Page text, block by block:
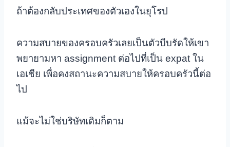
ถ้าต้องกลับประเทศของตัวเองในยุโรป
ความสบายของครอบครัวเลยเป็นตัวบีบรัดให้เขา
พยายามหา assignment ต่อไปที่เป็น expat ใน
เอเชีย เพื่อคงสถานะความสบายให้ครอบครัวนี้ต่อ
ไป
แม้จะไม่ใช่บริษัทเดิมก็ตาม